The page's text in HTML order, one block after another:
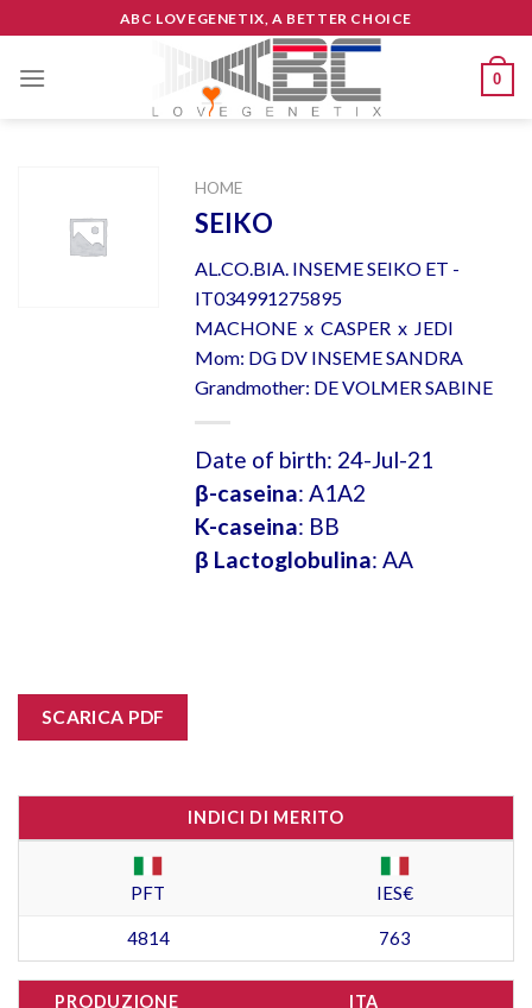
to
content
ABC LOVEGENETIX, A BETTER CHOICE
0
HOME
SEIKO
AL.CO.BIA. INSEME SEIKO ET -
IT034991275895
MACHONE x CASPER x JEDI
Mom: DG DV INSEME SANDRA
Grandmother: DE VOLMER SABINE
Date of birth: 24-Jul-21
β-caseina: A1A2
K-caseina: BB
β Lactoglobulina: AA
SCARICA PDF
INDICI DI MERITO
PFT IES€
4814 763
PRODUZIONE ITA